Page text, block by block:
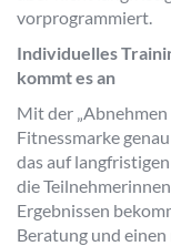
vorprogrammiert.
Individuelles
kommt es an
Mit der
Fitnessmarke
das auf
die
Ergebnissen
Beratung und